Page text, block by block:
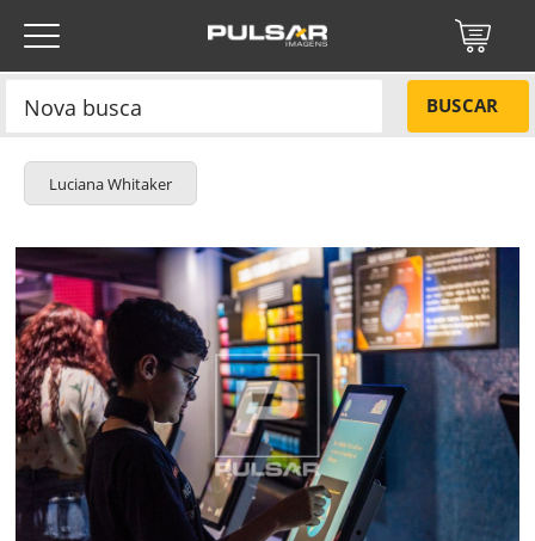
BUSCAR
Luciana Whitaker
Título do projeto
Códigos
ENVIAR
Protegido por reCAPTCHA — Privacidade
NÃO
SIM
Título do projeto
Tamanho PR$ 57,00
Tamanho M
R$ 114,00
Tamanho GR$ 171,00